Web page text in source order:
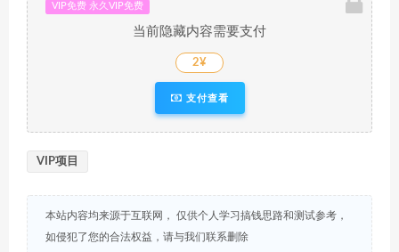
VIP免费 永久VIP免费
当前隐藏内容需要支付
2¥
支付查看
VIP项目
本站内容均来源于互联网， 仅供个人学习搞钱思路和测试参考，
如侵犯了您的合法权益，请与我们联系删除